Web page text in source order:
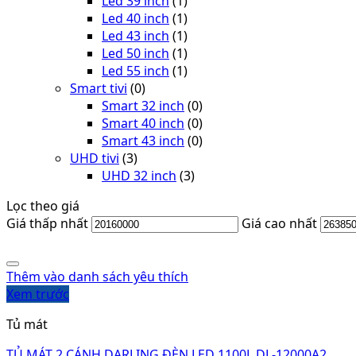
Led 40 inch (1)
Led 43 inch (1)
Led 50 inch (1)
Led 55 inch (1)
Smart tivi (0)
Smart 32 inch (0)
Smart 40 inch (0)
Smart 43 inch (0)
UHD tivi (3)
UHD 32 inch (3)
Lọc theo giá
Giá thấp nhất
Giá cao nhất
Thêm vào danh sách yêu thích
Xem trước
Tủ mát